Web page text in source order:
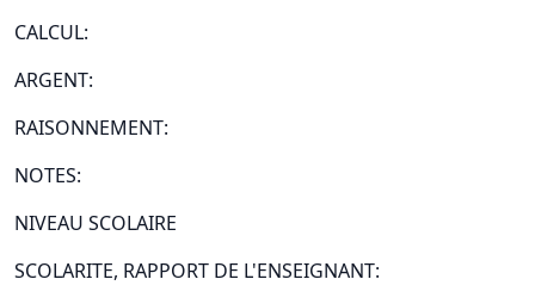
CALCUL:
ARGENT:
RAISONNEMENT:
NOTES:
NIVEAU SCOLAIRE
SCOLARITE, RAPPORT DE L'ENSEIGNANT: